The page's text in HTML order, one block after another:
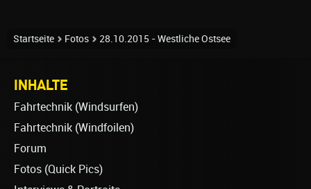
Startseite Fotos 28.10.2015 - Westliche Ostsee
INHALTE
Fahrtechnik (Windsurfen)
Fahrtechnik (Windfoilen)
Forum
Fotos (Quick Pics)